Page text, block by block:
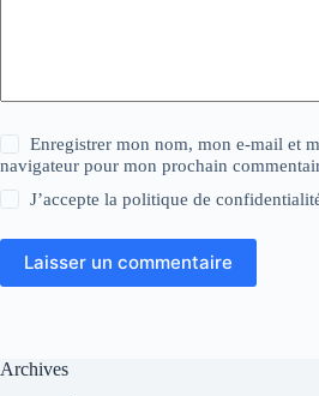
Enregistrer mon nom, mon e-mail et
navigateur pour mon prochain
J’accepte lapolitique de
Laisser un commentaire
Archives